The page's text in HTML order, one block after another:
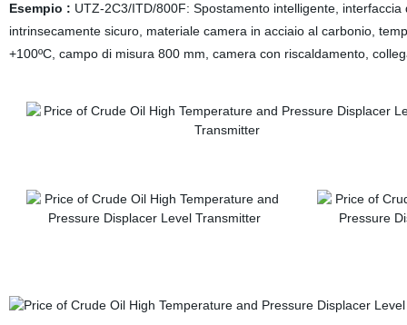
Esempio : UTZ-2C3/ITD/800F: Spostamento intelligente,
intrinsecamente sicuro, materiale camera in acciaio al carbonio,
+100ºC, campo di misura 800 mm, camera con riscaldamento,